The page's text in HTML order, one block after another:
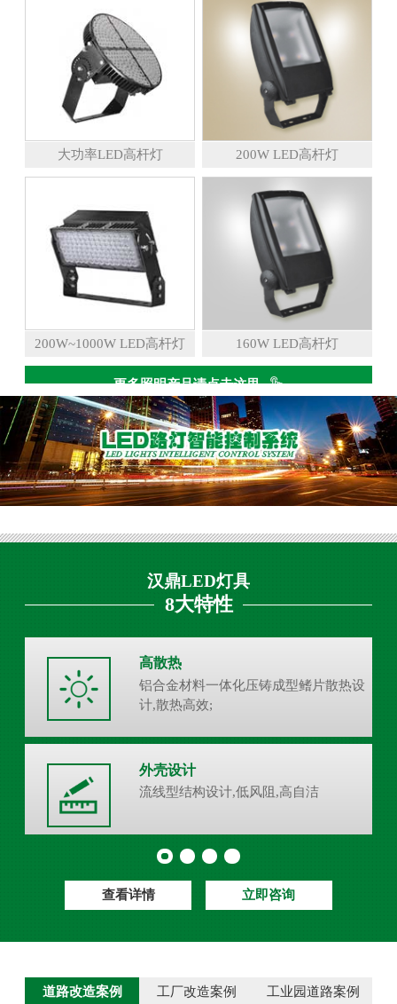
大功率LED高杆灯 200W LED高杆灯
200W~1000W LED高杆灯 160W LED高杆灯
更多照明产品请点击这里
汉鼎LED灯具
8大特性
高散热
铝合金材料一体化压铸成型鳍片散热设
计,散热高效;
外壳设计
流线型结构设计,低风阻,高自洁
查看详情 立即咨询
道路改造案例 工厂改造案例 工业园道路案例